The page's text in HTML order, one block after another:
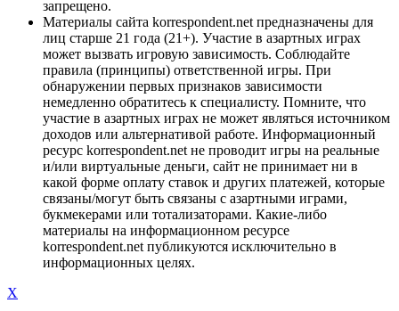
запрещено.
Материалы сайта korrespondent.net предназначены для
лиц старше 21 года (21+). Участие в азартных играх
может вызвать игровую зависимость. Соблюдайте
правила (принципы) ответственной игры. При
обнаружении первых признаков зависимости
немедленно обратитесь к специалисту. Помните, что
участие в азартных играх не может являться источником
доходов или альтернативой работе. Информационный
ресурс korrespondent.net не проводит игры на реальные
и/или виртуальные деньги, сайт не принимает ни в
какой форме оплату ставок и других платежей, которые
связаны/могут быть связаны с азартными играми,
букмекерами или тотализаторами. Какие-либо
материалы на информационном ресурсе
korrespondent.net публикуются исключительно в
информационных целях.
X